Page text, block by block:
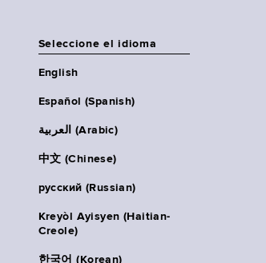
Seleccione el idioma
English
Español (Spanish)
العربية (Arabic)
中文 (Chinese)
русский (Russian)
Kreyòl Ayisyen (Haitian-
Creole)
한국어 (Korean)